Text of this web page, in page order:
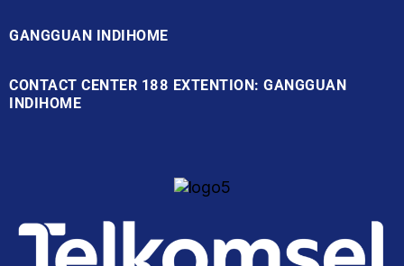
GANGGUAN INDIHOME
CONTACT CENTER 188 EXTENTION: GANGGUAN
INDIHOME